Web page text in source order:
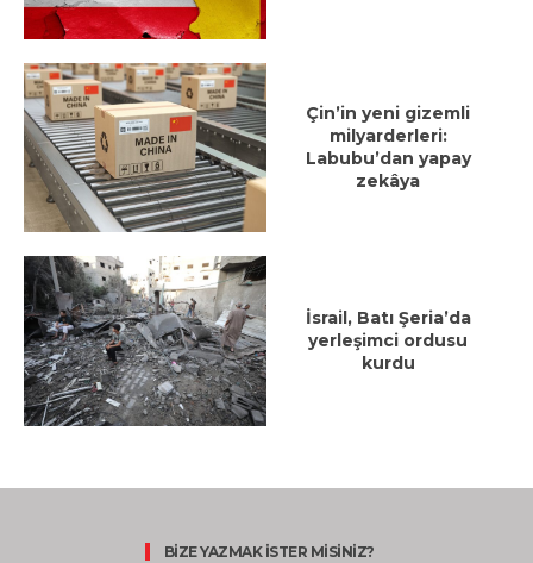
Çin’in yeni gizemli
milyarderleri:
Labubu’dan yapay
zekâya
İsrail, Batı Şeria’da
yerleşimci ordusu
kurdu
BİZE YAZMAK İSTER MİSİNİZ?